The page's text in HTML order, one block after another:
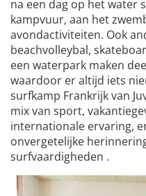
na een dag op het water
kampvuur, aan het
avondactiviteiten. Ook
beachvolleybal,
een waterpark maken
waardoor er altijd iets
surfkamp Frankrijk van
mix van sport,
internationale ervaring,
onvergetelijke
surfvaardigheden .